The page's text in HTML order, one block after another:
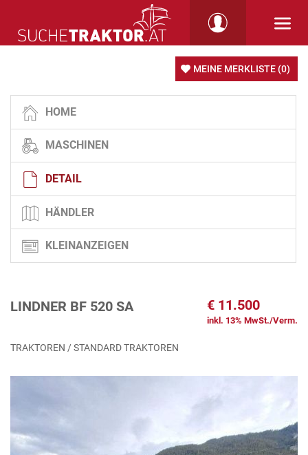
MEINE MERKLISTE (0)
HOME
MASCHINEN
DETAIL
HÄNDLER
KLEINANZEIGEN
LINDNER BF 520 SA € 11.500
inkl. 13% MwSt./Verm.
TRAKTOREN / STANDARD TRAKTOREN